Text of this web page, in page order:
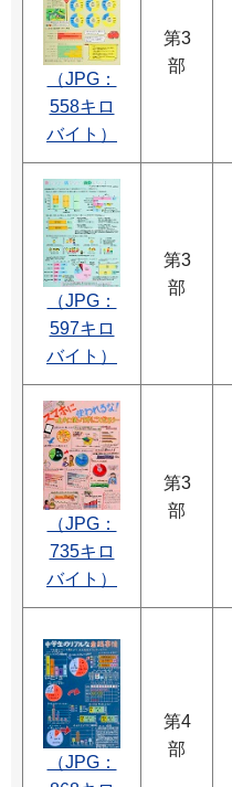
（JPG：
558キロ
バイト）
第3
部
（JPG：
597キロ
バイト）
第3
部
（JPG：
735キロ
バイト）
第3
部
（JPG：
第4
部